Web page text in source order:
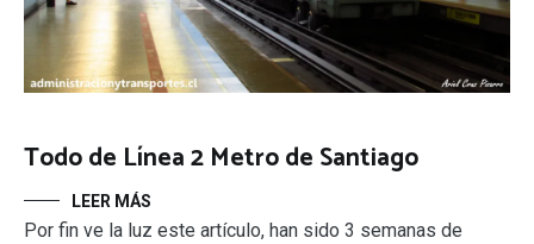
Todo de Línea 2 Metro de Santiago
LEER MÁS
Por fin ve la luz este artículo, han sido 3 semanas de